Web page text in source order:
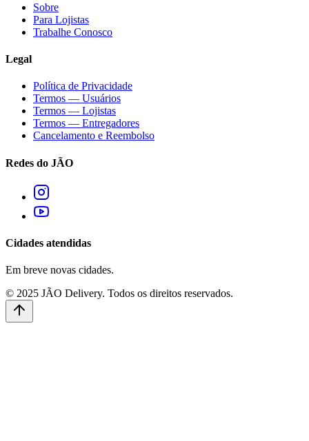
Sobre
Para Lojistas
Trabalhe Conosco
Legal
Política de Privacidade
Termos — Usuários
Termos — Lojistas
Termos — Entregadores
Cancelamento e Reembolso
Redes do JÃO
Cidades atendidas
Em breve novas cidades.
© 2025 JÃO Delivery. Todos os direitos reservados.